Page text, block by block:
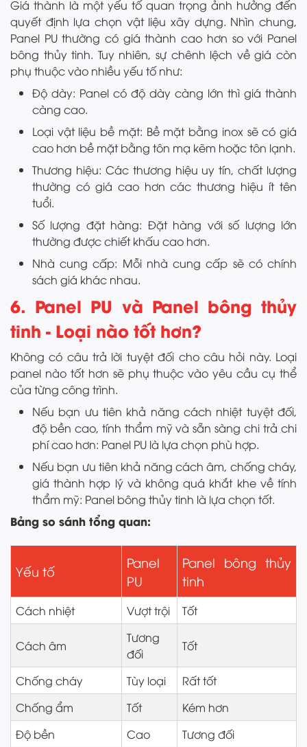
Giá thành là một yếu tố quan trọng ảnh hưởng đến
quyết định lựa chọn vật liệu xây dựng. Nhìn chung,
Panel PU thường có giá thành cao hơn so với Panel
bông thủy tinh. Tuy nhiên, sự chênh lệch về giá còn
phụ thuộc vào nhiều yếu tố như:
Độ dày: Panel có độ dày càng lớn thì giá thành
càng cao.
Loại vật liệu bề mặt: Bề mặt bằng inox sẽ có giá
cao hơn bề mặt bằng tôn mạ kẽm hoặc tôn lạnh.
Thương hiệu: Các thương hiệu uy tín, chất lượng
thường có giá cao hơn các thương hiệu ít tên
tuổi.
Số lượng đặt hàng: Đặt hàng với số lượng lớn
thường được chiết khấu cao hơn.
Nhà cung cấp: Mỗi nhà cung cấp sẽ có chính
sách giá khác nhau.
6. Panel PU và Panel bông thủy
tinh - Loại nào tốt hơn?
Không có câu trả lời tuyệt đối cho câu hỏi này. Loại
panel nào tốt hơn sẽ phụ thuộc vào yêu cầu cụ thể
của từng công trình.
Nếu bạn ưu tiên khả năng cách nhiệt tuyệt đối,
độ bền cao, tính thẩm mỹ và sẵn sàng chi trả chi
phí cao hơn: Panel PU là lựa chọn phù hợp.
Nếu bạn ưu tiên khả năng cách âm, chống cháy,
giá thành hợp lý và không quá khắt khe về tính
thẩm mỹ: Panel bông thủy tinh là lựa chọn tốt.
Bảng so sánh tổng quan:
Yếu tố
Panel
PU
Panel bông thủy
tinh
Cách nhiệt Vượt trội Tốt
Cách âm
Tương
đối
Tốt
Chống cháy Tùy loại
Rất tốt
Chống ẩm
Tốt
Kém hơn
Độ bền
Cao
Tương đối